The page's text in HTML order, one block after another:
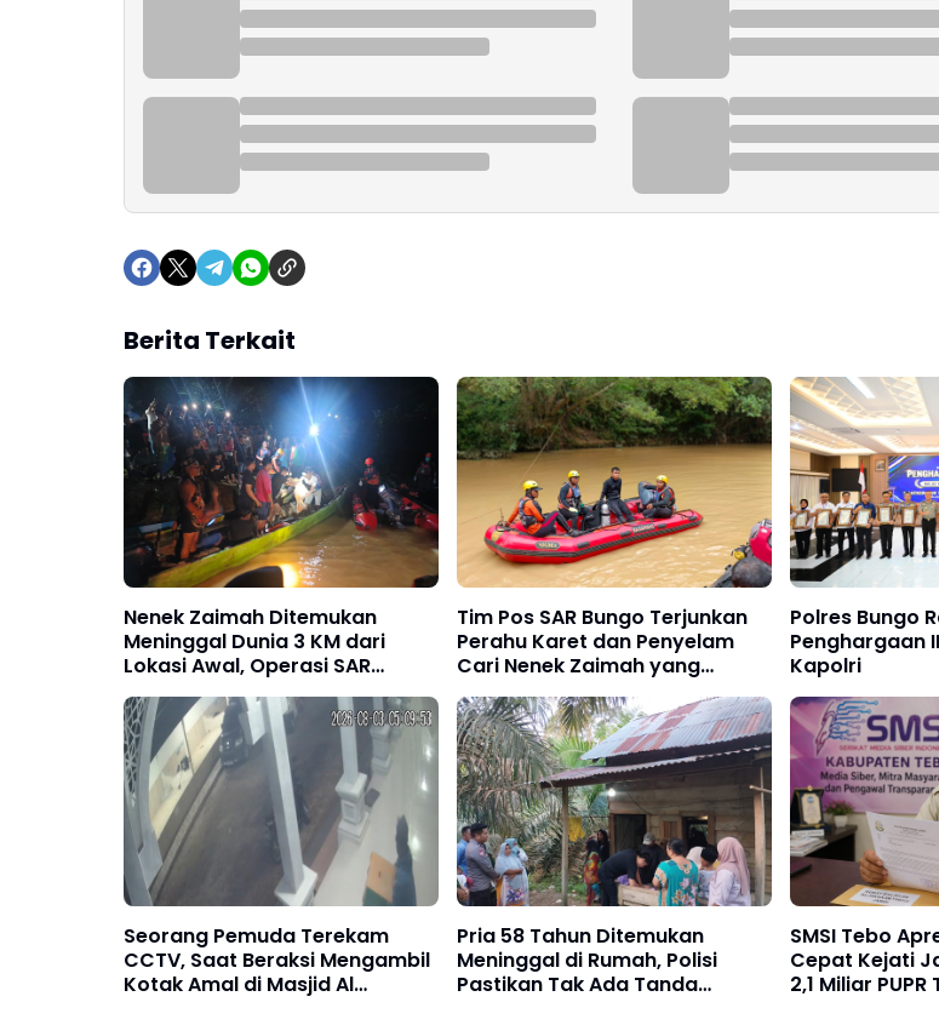
Berita Terkait
Nenek Zaimah Ditemukan
Meninggal Dunia 3 KM dari
Lokasi Awal, Operasi SAR
Sungai Nalo Tantan Resmi
Ditutup
Tim Pos SAR Bungo Terjunkan
Perahu Karet dan Penyelam
Cari Nenek Zaimah yang
Tenggelam di Sungai Nalo
Tantan Merangin
Polres Bungo
Penghargaan
Kapolri
Seorang Pemuda Terekam
CCTV, Saat Beraksi Mengambil
Kotak Amal di Masjid Al
Pria 58 Tahun Ditemukan
Meninggal di Rumah, Polisi
Pastikan Tak Ada Tanda
SMSI Tebo
Cepat Kejati
2,1 Miliar